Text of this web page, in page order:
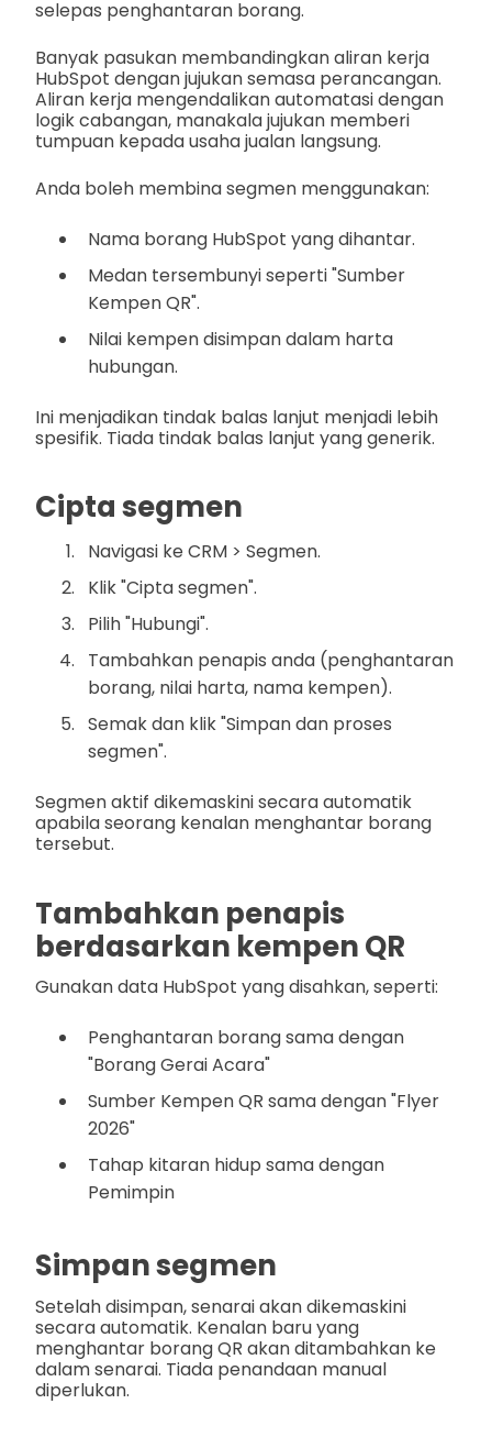
selepas penghantaran borang.
Banyak pasukan membandingkan aliran kerja
HubSpot dengan jujukan semasa perancangan.
Aliran kerja mengendalikan automatasi dengan
logik cabangan, manakala jujukan memberi
tumpuan kepada usaha jualan langsung.
Anda boleh membina segmen menggunakan:
Nama borang HubSpot yang dihantar.
Medan tersembunyi seperti "Sumber
Kempen QR".
Nilai kempen disimpan dalam harta
hubungan.
Ini menjadikan tindak balas lanjut menjadi lebih
spesifik. Tiada tindak balas lanjut yang generik.
Cipta segmen
Navigasi ke CRM > Segmen.
Klik "Cipta segmen".
Pilih "Hubungi".
Tambahkan penapis anda (penghantaran
borang, nilai harta, nama kempen).
Semak dan klik "Simpan dan proses
segmen".
Segmen aktif dikemaskini secara automatik
apabila seorang kenalan menghantar borang
tersebut.
Tambahkan penapis
berdasarkan kempen QR
Gunakan data HubSpot yang disahkan, seperti:
Penghantaran borang sama dengan
"Borang Gerai Acara"
Sumber Kempen QR sama dengan "Flyer
2026"
Tahap kitaran hidup sama dengan
Pemimpin
Simpan segmen
Setelah disimpan, senarai akan dikemaskini
secara automatik. Kenalan baru yang
menghantar borang QR akan ditambahkan ke
dalam senarai. Tiada penandaan manual
diperlukan.